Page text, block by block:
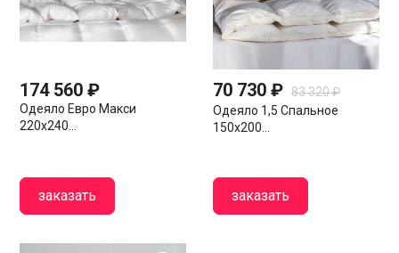
174 560 ₽
Одеяло Евро Макси
220х240...
заказать
70 730 ₽ 83 320 ₽
Одеяло 1,5 Спальное
150х200...
заказать